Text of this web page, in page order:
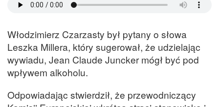
Włodzimierz Czarzasty był pytany o słowa
Leszka Millera, który sugerował, że udzielając
wywiadu, Jean Claude Juncker mógł być pod
wpływem alkoholu.
Odpowiadając stwierdził, że przewodniczący